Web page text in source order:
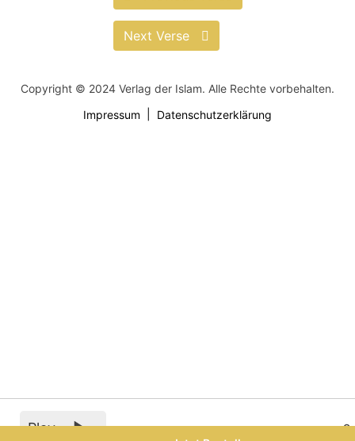
Next Verse
Play
Copyright © 2024 Verlag der Islam. Alle Rechte vorbehalten.
Impressum
Datenschutzerklärung